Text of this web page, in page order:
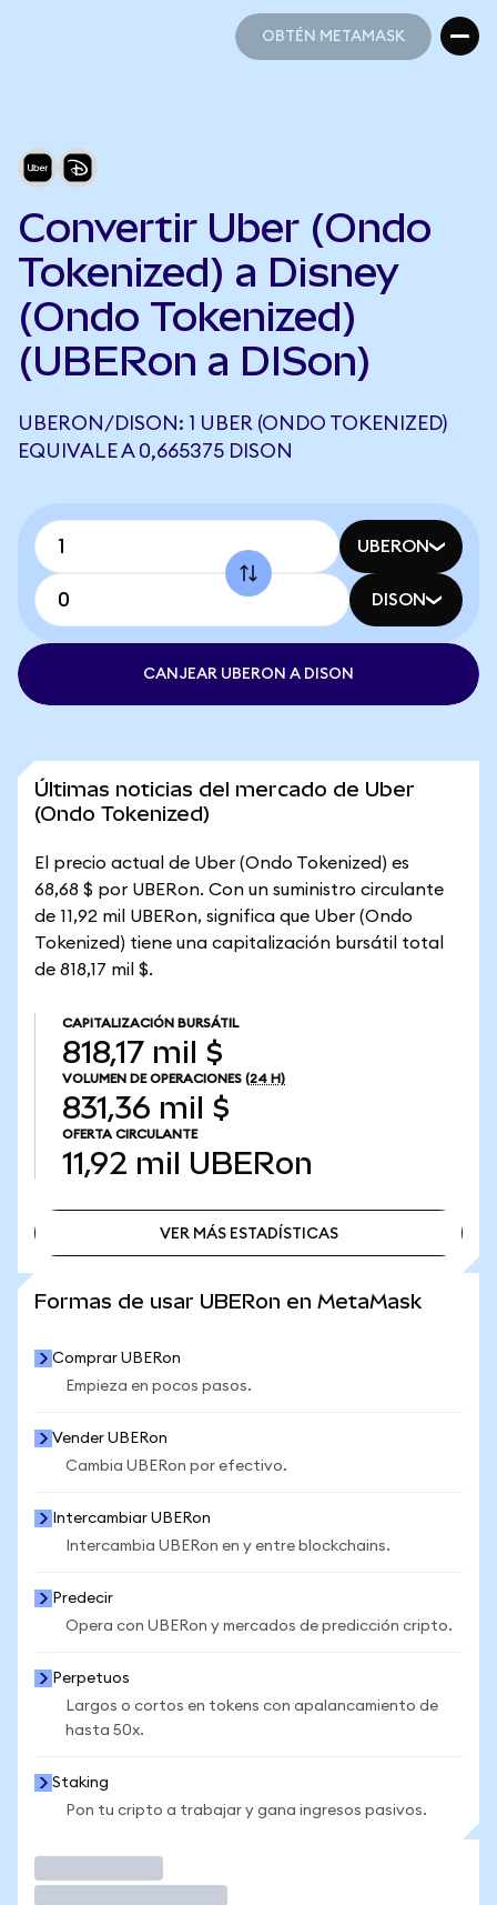
OBTÉN METAMASK
Convertir Uber (Ondo
Tokenized) a Disney
(Ondo Tokenized)
(UBERon a DISon)
UBERON/DISON: 1 UBER (ONDO TOKENIZED)
EQUIVALE A 0,665375 DISON
UBERON
DISON
CANJEAR UBERON A DISON
Últimas noticias del mercado de Uber
(Ondo Tokenized)
El precio actual de Uber (Ondo Tokenized) es
68,68 $ por UBERon. Con un suministro circulante
de 11,92 mil UBERon, significa que Uber (Ondo
Tokenized) tiene una capitalización bursátil total
de 818,17 mil $.
CAPITALIZACIÓN BURSÁTIL
818,17 mil $
VOLUMEN DE OPERACIONES (24 H)
831,36 mil $
OFERTA CIRCULANTE
11,92 mil UBERon
VER MÁS ESTADÍSTICAS
Formas de usar UBERon en MetaMask
Comprar UBERon
Empieza en pocos pasos.
Vender UBERon
Cambia UBERon por efectivo.
Intercambiar UBERon
Intercambia UBERon en y entre blockchains.
Predecir
Opera con UBERon y mercados de predicción cripto.
Perpetuos
Largos o cortos en tokens con apalancamiento de
hasta 50x.
Staking
Pon tu cripto a trabajar y gana ingresos pasivos.